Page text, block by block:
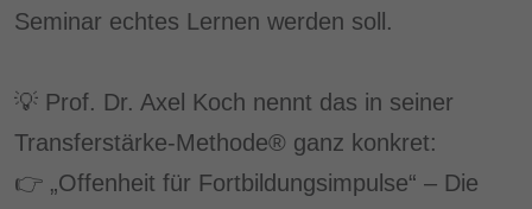
Seminar echtes Lernen werden soll.
💡 Prof. Dr. Axel Koch nennt das in seiner
Transferstärke-Methode® ganz konkret:
👉 „Offenheit für Fortbildungsimpulse“ – Die